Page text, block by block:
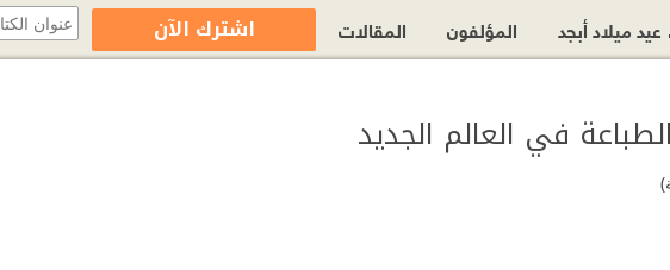
في العالم الجديد
ميلاد أبجد المؤلفون المقالات اشترك الآن